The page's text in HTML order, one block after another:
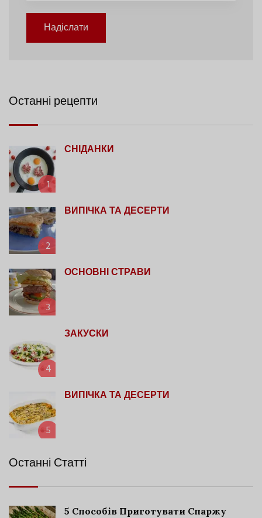
Надіслати
Останні рецепти
1
СНІДАНКИ
2
ВИПІЧКА ТА ДЕСЕРТИ
3
ОСНОВНІ СТРАВИ
4
ЗАКУСКИ
5
ВИПІЧКА ТА ДЕСЕРТИ
Останні Статті
5 Способів Приготувати Спаржу